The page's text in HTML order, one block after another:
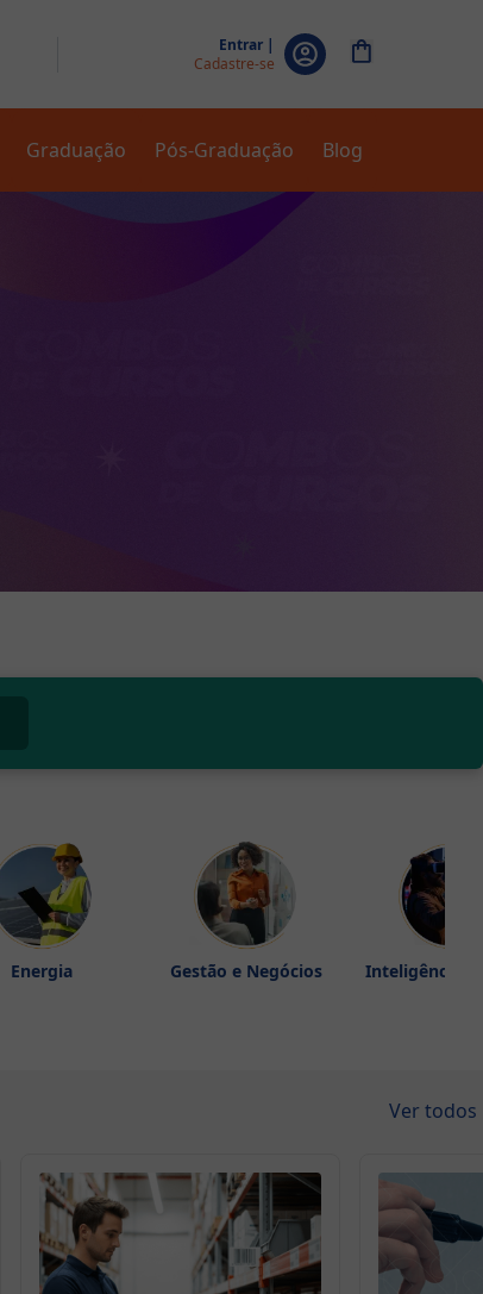
Entrar |
Cadastre-se
Graduação Pós-Graduação Blog
Energia Gestão e Negócios Inteligência
Ver todos